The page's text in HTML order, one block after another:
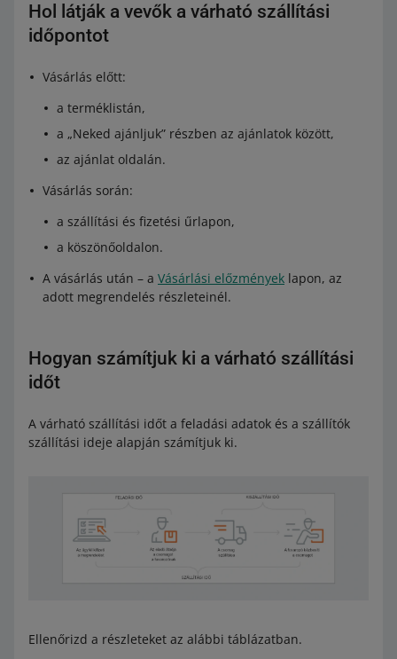
Hol látják a vevők a várható szállítási
időpontot
Vásárlás előtt:
a terméklistán,
a „Neked ajánljuk” részben az ajánlatok között,
az ajánlat oldalán.
Vásárlás során:
a szállítási és fizetési űrlapon,
a köszönőoldalon.
A vásárlás után – a Vásárlási előzmények lapon, az
adott megrendelés részleteinél.
Hogyan számítjuk ki a várható szállítási
időt
A várható szállítási időt a feladási adatok és a szállítók
szállítási ideje alapján számítjuk ki.
Ellenőrizd a részleteket az alábbi táblázatban.